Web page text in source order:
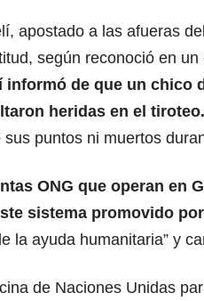
apostado a las afueras
según reconoció en un
informó de que un chico
heridas en el tiroteo.
puntos ni muertos
ONG que operan en
sistema promovido por
la ayuda humanitaria” y
de Naciones Unidas